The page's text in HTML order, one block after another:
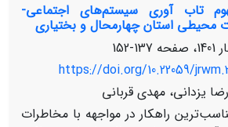
تاب آوری سیستم‌های اجتماعی-
محیطی استان چهارمحال و بختیاری
137-152
https://doi.org/10.22059/
یزدانی، مهدی قربانی
راهکار در مواجهه با مخاطرات